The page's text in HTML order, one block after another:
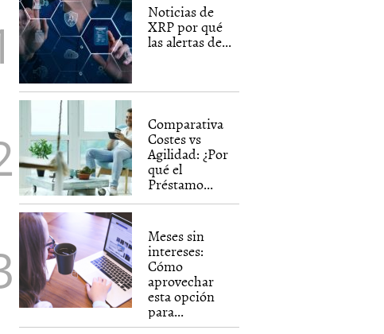
Noticias de
XRP por qué
las alertas de...
Comparativa
Costes vs
Agilidad: ¿Por
qué el
Préstamo...
Meses sin
intereses:
Cómo
aprovechar
esta opción
para...